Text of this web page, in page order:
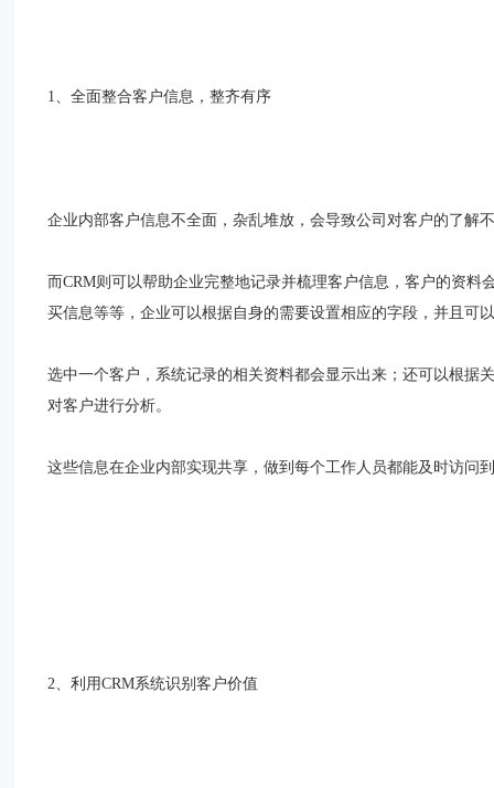
1、全面整合客户信息，整齐有序
企业内部客户信息不全面，杂乱堆放，会导致公司对客户的了解
而CRM则可以帮助企业完整地记录并梳理客户信息，客户的资
买信息等等，企业可以根据自身的需要设置相应的字段，并且可
选中一个客户，系统记录的相关资料都会显示出来；还可以根据
对客户进行分析。
这些信息在企业内部实现共享，做到每个工作人员都能及时访问
2、利用CRM系统识别客户价值